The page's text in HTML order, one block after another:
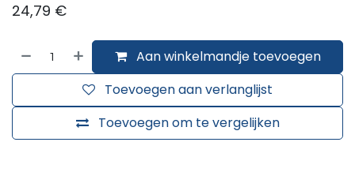
24,79 €
Aan winkelmandje toevoegen
Toevoegen om te vergelijken
Toevoegen aan verlanglijst